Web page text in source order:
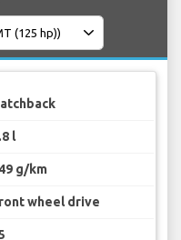
l
g/km
wheel drive